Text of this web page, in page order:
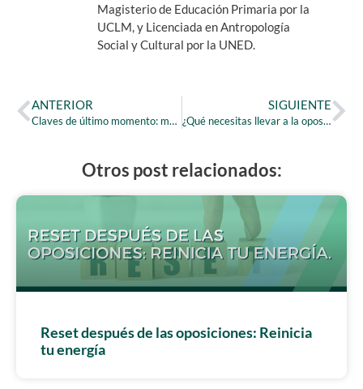
Magisterio de Educación Primaria por la
UCLM, y Licenciada en Antropología
Social y Cultural por la UNED.
ANTERIOR
Claves de último momento: motivación y autoconfianza para opositores
SIGUIENTE
¿Qué necesitas llevar a la oposición? El checklist definitivo del opositor
Otros post relacionados:
Reset después de las oposiciones: Reinicia
tu energía